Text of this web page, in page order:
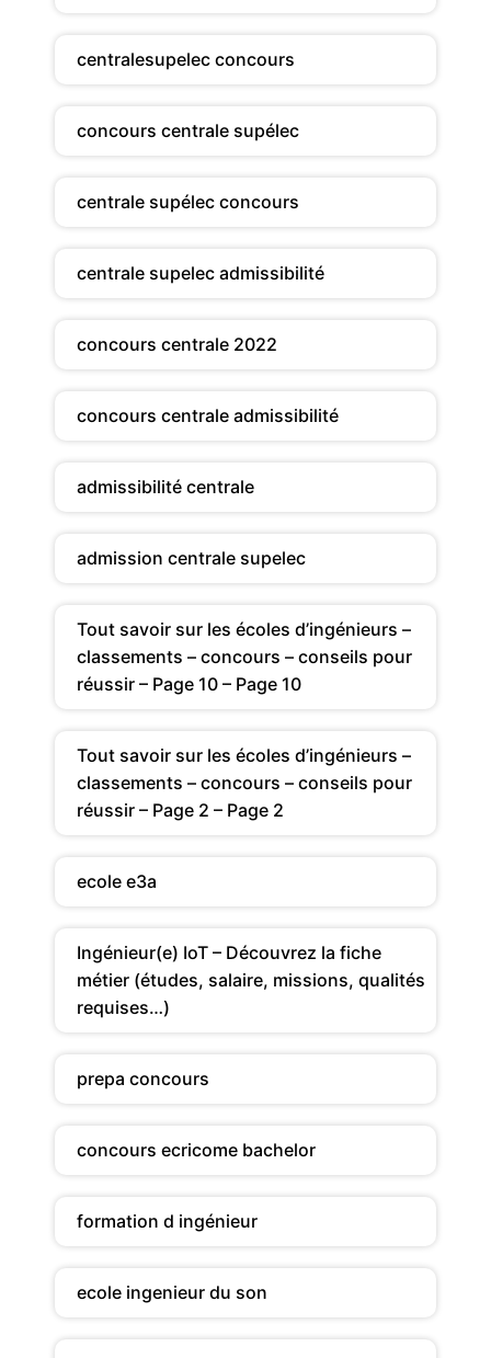
centralesupelec concours
concours centrale supélec
centrale supélec concours
centrale supelec admissibilité
concours centrale 2022
concours centrale admissibilité
admissibilité centrale
admission centrale supelec
Tout savoir sur les écoles d’ingénieurs –
classements – concours – conseils pour
réussir – Page 10 – Page 10
Tout savoir sur les écoles d’ingénieurs –
classements – concours – conseils pour
réussir – Page 2 – Page 2
ecole e3a
Ingénieur(e) IoT – Découvrez la fiche
métier (études, salaire, missions, qualités
requises…)
prepa concours
concours ecricome bachelor
formation d ingénieur
ecole ingenieur du son